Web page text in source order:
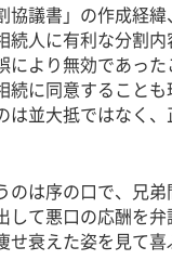
議書」の作成経
人に有利な分割
より無効であっ
に同意すること
並大抵ではなく
は序の口で、兄
て悪口の応酬を
衰えた姿を見て